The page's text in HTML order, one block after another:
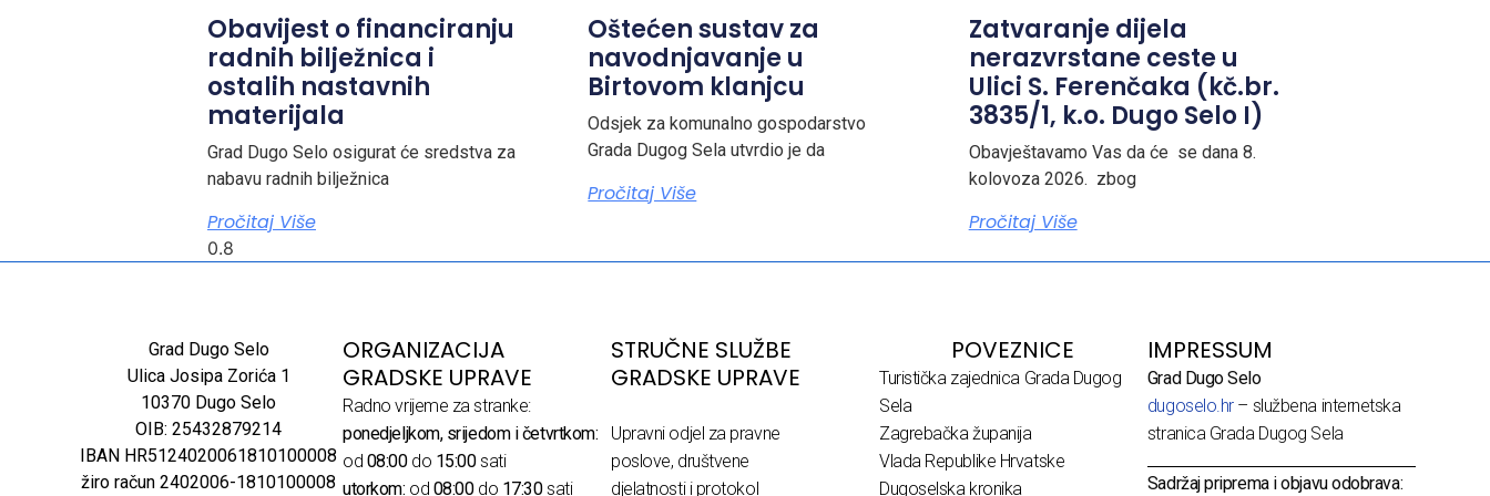
Obavijest o financiranju
radnih bilježnica i
ostalih nastavnih
materijala
Grad Dugo Selo osigurat će sredstva za
nabavu radnih bilježnica
Pročitaj Više
Oštećen sustav za
navodnjavanje u
Birtovom klanjcu
Odsjek za komunalno gospodarstvo
Grada Dugog Sela utvrdio je da
Pročitaj Više
Zatvaranje dijela
nerazvrstane ceste u
Ulici S. Ferenčaka (kč.br.
3835/1, k.o. Dugo Selo I)
Obavještavamo Vas da će se dana 8.
kolovoza 2026. zbog
Pročitaj Više
Grad Dugo Selo
Ulica Josipa Zorića 1
10370 Dugo Selo
OIB: 25432879214
IBAN HR5124020061810100008
žiro račun 2402006-1810100008
ORGANIZACIJA
GRADSKE UPRAVE
Radno vrijeme za stranke:
ponedjeljkom, srijedom i četvrtkom:
od 08:00do 15:00sati
utorkom: od 08:00do 17:30sati
STRUČNE SLUŽBE
GRADSKE UPRAVE
Upravni odjel za pravne
poslove, društvene
djelatnosti i protokol
POVEZNICE
Turistička zajednica Grada Dugog
Sela
Zagrebačka županija
Vlada Republike Hrvatske
Dugoselska kronika
IMPRESSUM
Grad Dugo Selo
dugoselo.hr– službena internetska
stranica Grada Dugog Sela
Sadržaj priprema i objavu odobrava: